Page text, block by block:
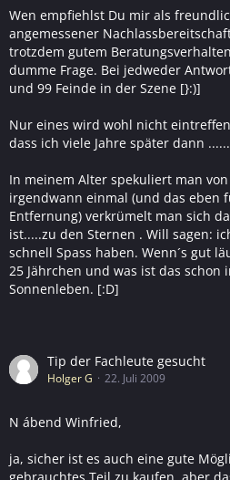
Wen empfiehlst Du mir als
angemessener
trotzdem gutem
dumme Frage. Bei jedweder
und 99 Feinde in der Szene [}:)]
Nur eines wird wohl nicht
dass ich viele Jahre später dann
In meinem Alter spekuliert man von
irgendwann einmal (und das eben
Entfernung) verkrümelt man sich
ist.....zu den Sternen . Will sagen:
schnell Spass haben. Wenn´s gut
25 Jährchen und was ist das schon
Sonnenleben. [:D]
Tip der Fachleute gesucht
Holger G 22. Juli 2009
N ábend Winfried,
ja, sicher ist es auch eine gute